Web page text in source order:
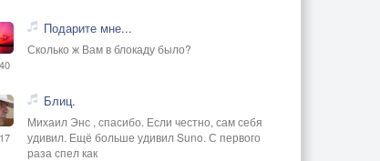
Подарите мне...
Сколько ж Вам в блокаду было?
Блиц.
Михаил Энс , спасибо. Если честно, сам себя
удивил. Ещё больше удивил Suno. С первого
раза спел как